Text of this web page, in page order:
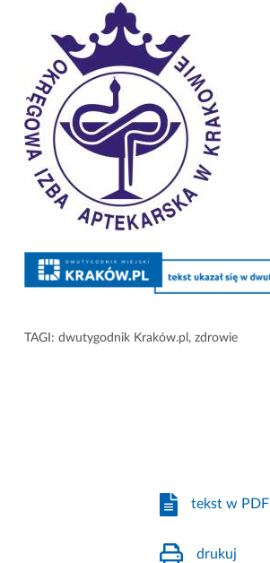
TAGI: dwutygodnik Kraków.pl , zdrowie
tekst w PDF
drukuj